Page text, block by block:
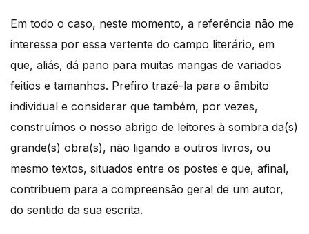
Em todo o caso, neste momento, a referência não me
interessa por essa vertente do campo literário, em
que, aliás, dá pano para muitas mangas de variados
feitios e tamanhos. Prefiro trazê-la para o âmbito
individual e considerar que também, por vezes,
construímos o nosso abrigo de leitores à sombra da(s)
grande(s) obra(s), não ligando a outros livros, ou
mesmo textos, situados entre os postes e que, afinal,
contribuem para a compreensão geral de um autor,
do sentido da sua escrita.